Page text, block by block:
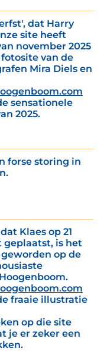
dat Harry
site heeft
november 2025
van de
Mira Diels en
sensationele
2025.
forse storing in
Klaes op 21
geplaatst, is het
op de
fraaie illustratie
op die site
je er zeker een